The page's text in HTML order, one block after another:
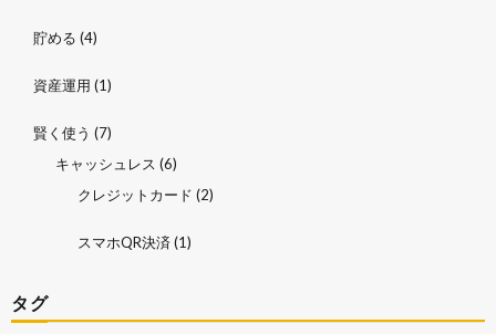
貯める (4)
資産運用 (1)
賢く使う (7)
キャッシュレス (6)
クレジットカード (2)
スマホQR決済 (1)
タグ